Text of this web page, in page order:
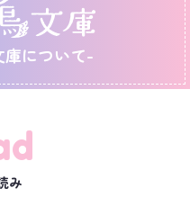
について-
み